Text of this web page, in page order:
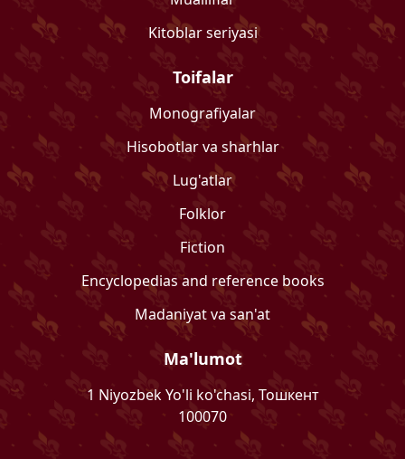
Kitoblar seriyasi
Toifalar
Monografiyalar
Hisobotlar va sharhlar
Lug'atlar
Folklor
Fiction
Encyclopedias and reference books
Madaniyat va san'at
Ma'lumot
1 Niyozbek Yo'li ko'chasi, Тошкент
100070